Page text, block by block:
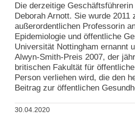
Die derzeitige
Deborah Arnott. Sie wurde 2011
außerordentlichen Professorin
Epidemiologie und öffentliche
Universität Nottingham ernannt
Alwyn-Smith-Preis 2007, der
britischen Fakultät für
Person verliehen wird, die den
Beitrag zur öffentlichen
30.04.2020